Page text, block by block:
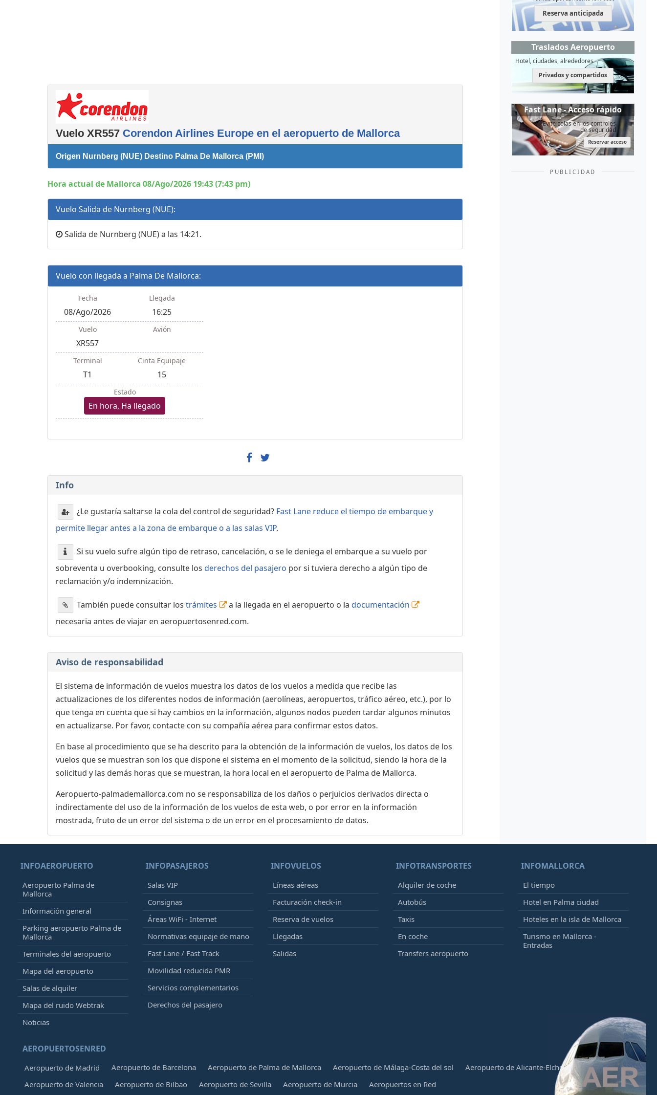
Vuelo XR557 Corendon Airlines Europe en el aeropuerto de Mallorca
Origen Nurnberg (NUE) Destino Palma De Mallorca (PMI)
Hora actual de Mallorca 08/Ago/2026 19:43 (7:43 pm)
Vuelo Salida de Nurnberg (NUE):
Salida de Nurnberg (NUE) a las 14:21.
Vuelo con llegada a Palma De Mallorca:
Fecha
08/Ago/2026
Llegada
16:25
Vuelo
XR557
Avión
Terminal
T1
Cinta Equipaje
15
Estado
En hora, Ha llegado
Info
¿Le gustaría saltarse la cola del control de seguridad? Fast Lane reduce el tiempo de embarque y
permite llegar antes a la zona de embarque o a las salas VIP.
Si su vuelo sufre algún tipo de retraso, cancelación, o se le deniega el embarque a su vuelo por
sobreventa u overbooking, consulte los derechos del pasajero por si tuviera derecho a algún tipo de
reclamación y/o indemnización.
También puede consultar los trámites a la llegada en el aeropuerto o la documentación
necesaria antes de viajar en aeropuertosenred.com.
Aviso de responsabilidad
El sistema de información de vuelos muestra los datos de los vuelos a medida que recibe las
actualizaciones de los diferentes nodos de información (aerolíneas, aeropuertos, tráfico aéreo, etc.), por lo
que tenga en cuenta que si hay cambios en la información, algunos nodos pueden tardar algunos minutos
en actualizarse. Por favor, contacte con su compañía aérea para confirmar estos datos.
En base al procedimiento que se ha descrito para la obtención de la información de vuelos, los datos de los
vuelos que se muestran son los que dispone el sistema en el momento de la solicitud, siendo la hora de la
solicitud y las demás horas que se muestran, la hora local en el aeropuerto de Palma de Mallorca.
Aeropuerto-palmademallorca.com no se responsabiliza de los daños o perjuicios derivados directa o
indirectamente del uso de la información de los vuelos de esta web, o por error en la información
mostrada, fruto de un error del sistema o de un error en el procesamiento de datos.
Reserva anticipada
Traslados Aeropuerto
Hotel, ciudades, alrededores
Privados y compartidos
Fast Lane - Acceso rápido
Evite colas en los controles
de seguridad
Reservar acceso
PUBLICIDAD
INFOAEROPUERTO
Aeropuerto Palma de
Mallorca
Información general
Parking aeropuerto Palma de
Mallorca
Terminales del aeropuerto
Mapa del aeropuerto
Salas de alquiler
Mapa del ruido Webtrak
Noticias
INFOPASAJEROS
Salas VIP
Consignas
Áreas WiFi - Internet
Normativas equipaje de mano
Fast Lane / Fast Track
Movilidad reducida PMR
Servicios complementarios
Derechos del pasajero
INFOVUELOS
Líneas aéreas
Facturación check-in
Reserva de vuelos
Llegadas
Salidas
INFOTRANSPORTES
Alquiler de coche
Autobús
Taxis
En coche
Transfers aeropuerto
INFOMALLORCA
El tiempo
Hotel en Palma ciudad
Hoteles en la isla de Mallorca
Turismo en Mallorca -
Entradas
AEROPUERTOSENRED
Aeropuerto de Madrid Aeropuerto de Barcelona Aeropuerto de Palma de Mallorca Aeropuerto de Málaga-Costa del sol
Aeropuerto de Alicante-Elche
Aeropuerto de Valencia
Aeropuerto de Bilbao Aeropuerto de Sevilla Aeropuerto de Murcia Aeropuertos en Red